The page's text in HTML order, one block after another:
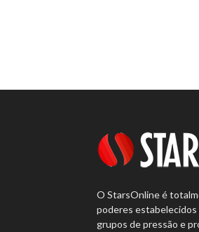
O StarsOnline é
poderes
grupos de pressão e